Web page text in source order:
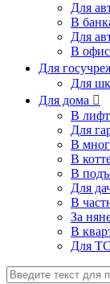
Для
В
Для
В офис
Для
Для
Для дома 
В
Для
В
В
В
Для
В
За
В
Для